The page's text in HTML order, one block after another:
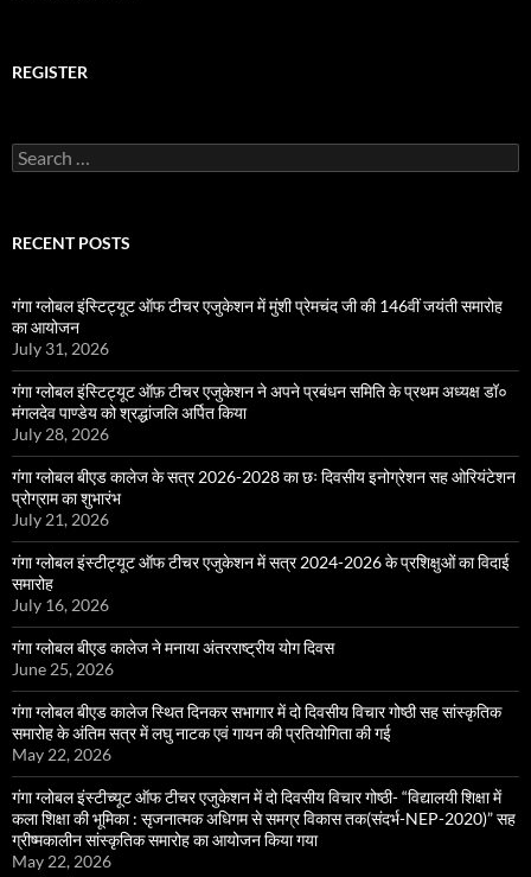
REGISTER
Search
for:
RECENT POSTS
गंगा ग्लोबल इंस्टिट्यूट ऑफ टीचर एजुकेशन में मुंशी प्रेमचंद जी की 146वीं जयंती समारोह
का आयोजन
July 31, 2026
गंगा ग्लोबल इंस्टिट्यूट ऑफ़ टीचर एजुकेशन ने अपने प्रबंधन समिति के प्रथम अध्यक्ष डॉ०
मंगलदेव पाण्डेय को श्रद्धांजलि अर्पित किया
July 28, 2026
गंगा ग्लोबल बीएड कालेज के सत्र 2026-2028 का छः दिवसीय इनोग्रेशन सह ओरियंटेशन
प्रोग्राम का शुभारंभ
July 21, 2026
गंगा ग्लोबल इंस्टीट्यूट ऑफ टीचर एजुकेशन में सत्र 2024-2026 के प्रशिक्षुओं का विदाई
समारोह
July 16, 2026
गंगा ग्लोबल बीएड कालेज ने मनाया अंतरराष्ट्रीय योग दिवस
June 25, 2026
गंगा ग्लोबल बीएड कालेज स्थित दिनकर सभागार में दो दिवसीय विचार गोष्ठी सह सांस्कृतिक
समारोह के अंतिम सत्र में लघु नाटक एवं गायन की प्रतियोगिता की गई
May 22, 2026
गंगा ग्लोबल इंस्टीच्यूट ऑफ टीचर एजुकेशन में दो दिवसीय विचार गोष्ठी- “विद्यालयी शिक्षा में
कला शिक्षा की भूमिका : सृजनात्मक अधिगम से समग्र विकास तक(संदर्भ-NEP-2020)” सह
ग्रीष्मकालीन सांस्कृतिक समारोह का आयोजन किया गया
May 22, 2026